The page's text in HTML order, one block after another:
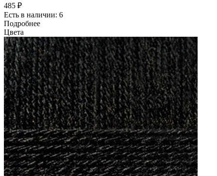
485 ₽
Есть в наличии: 6
Подробнее
Цвета